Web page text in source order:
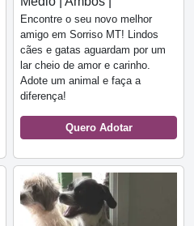
Encontre o seu novo melhor
amigo em Sorriso MT! Lindos
cães e gatas aguardam por um
lar cheio de amor e carinho.
Adote um animal e faça a
diferença!
Quero Adotar